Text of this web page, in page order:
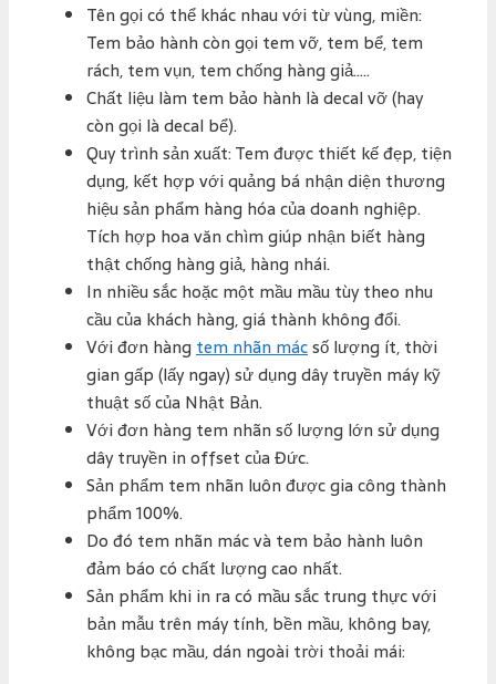
Tên gọi có thể khác nhau với từ vùng, miền:
Tem bảo hành còn gọi tem vỡ, tem bể, tem
rách, tem vụn, tem chống hàng giả…..
Chất liệu làm tem bảo hành là decal vỡ (hay
còn gọi là decal bể).
Quy trình sản xuất: Tem được thiết kế đẹp, tiện
dụng, kết hợp với quảng bá nhận diện thương
hiệu sản phẩm hàng hóa của doanh nghiệp.
Tích hợp hoa văn chìm giúp nhận biết hàng
thật chống hàng giả, hàng nhái.
In nhiều sắc hoặc một mầu mầu tùy theo nhu
cầu của khách hàng, giá thành không đổi.
Với đơn hàngtem nhãn mácsố lượng ít, thời
gian gấp (lấy ngay) sử dụng dây truyền máy kỹ
thuật số của Nhật Bản.
Với đơn hàng tem nhãn số lượng lớn sử dụng
dây truyền in offset của Đức.
Sản phẩm tem nhãn luôn được gia công thành
phẩm 100%.
Do đó tem nhãn mác và tem bảo hành luôn
đảm báo có chất lượng cao nhất.
Sản phẩm khi in ra có mầu sắc trung thực với
bản mẫu trên máy tính, bền mầu, không bay,
không bạc mầu, dán ngoài trời thoải mái: